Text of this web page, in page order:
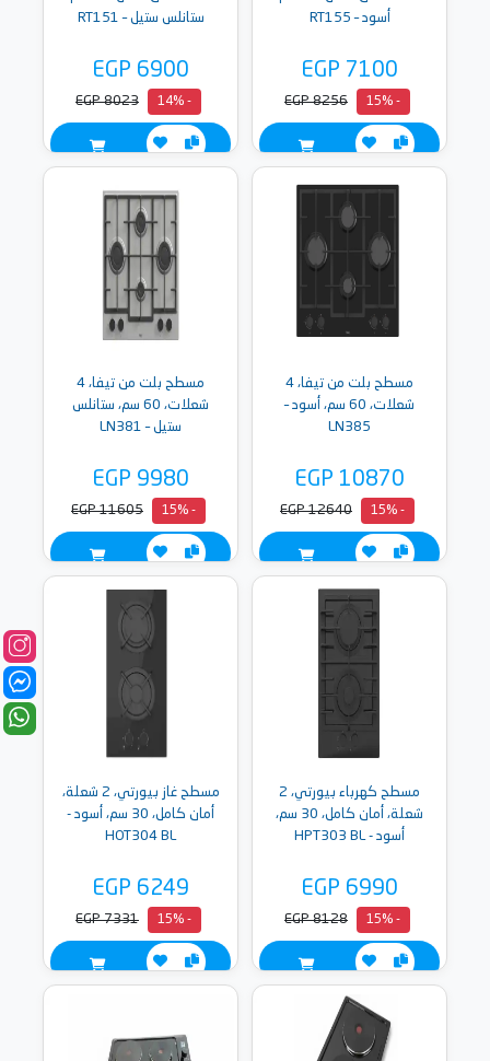
أسود – RT155
EGP 7100
- 15%
EGP 8256
ستانلس ستيل – RT151
EGP 6900
- 14%
EGP 8023
مسطح بلت من تيفا، 4
شعلات، 60 سم، أسود –
LN385
EGP 10870
- 15%
EGP 12640
مسطح بلت من تيفا، 4
شعلات، 60 سم، ستانلس
ستيل – LN381
EGP 9980
- 15%
EGP 11605
مسطح كهرباء بيورتي، 2
شعلة، أمان كامل، 30 سم،
أسود - HPT303 BL
EGP 6990
- 15%
EGP 8128
مسطح غاز بيورتي، 2 شعلة،
أمان كامل، 30 سم، أسود -
HOT304 BL
EGP 6249
- 15%
EGP 7331